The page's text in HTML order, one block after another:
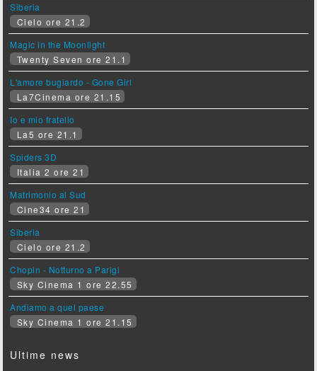
Siberia
Cielo ore 21.2
Magic in the Moonlight
Twenty Seven ore 21.1
L'amore bugiardo - Gone Girl
La7Cinema ore 21.15
Io e mio fratello
La5 ore 21.1
Spiders 3D
Italia 2 ore 21
Matrimonio al Sud
Cine34 ore 21
Siberia
Cielo ore 21.2
Chopin - Notturno a Parigi
Sky Cinema 1 ore 22.55
Andiamo a quel paese
Sky Cinema 1 ore 21.15
Ultime news